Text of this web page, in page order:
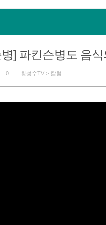
] 파킨슨병도 음
0 황성수TV > 칼럼